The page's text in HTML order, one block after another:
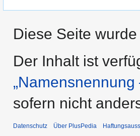
Diese Seite
Der Inhalt ist
sofern nicht
Datenschutz Über PlusPedia